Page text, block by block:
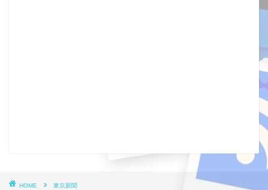
HOME 東京新聞